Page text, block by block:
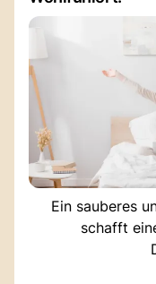
Ein sauberes
schafft